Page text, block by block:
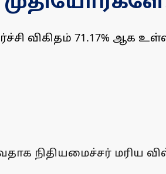
விகிதம் 71.17% ஆக
நிதியமைச்சர்